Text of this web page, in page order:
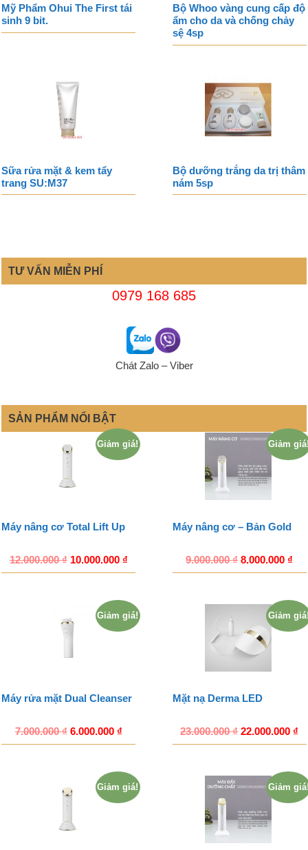
Mỹ Phẩm Ohui The First tái
sinh 9 bit.
Bộ Whoo vàng cung cấp độ
ẩm cho da và chống chảy
sệ 4sp
Sữa rửa mặt & kem tẩy
trang SU:M37
Bộ dưỡng trắng da trị thâm
nám 5sp
TƯ VẤN MIỄN PHÍ
0979 168 685
Chát Zalo – Viber
SẢN PHẨM NỔI BẬT
Giảm giá!
Máy nâng cơ Total Lift Up
12.000.000₫ 10.000.000 ₫
Giảm
Máy nâng cơ – Bản Gold
9.000.000₫ 8.000.000 ₫
Giảm giá!
Máy rửa mặt Dual Cleanser
7.000.000₫ 6.000.000 ₫
Giảm
Mặt nạ Derma LED
23.000.000₫ 22.000.000 ₫
Giảm giá! Giảm